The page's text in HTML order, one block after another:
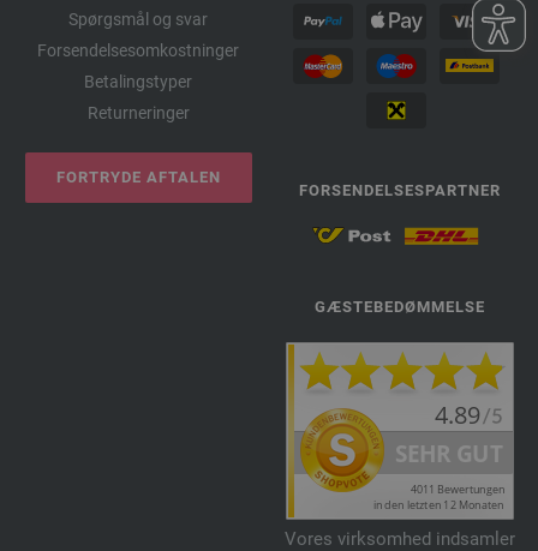
Spørgsmål og svar
Forsendelsesomkostninger
Betalingstyper
Returneringer
FORTRYDE AFTALEN
FORSENDELSESPARTNER
GÆSTEBEDØMMELSE
Vores virksomhed indsamler